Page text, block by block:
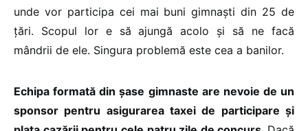
unde vor participa cei mai buni gimnaști din 25 de
țări. Scopul lor e să ajungă acolo și să ne facă
mândrii de ele. Singura problemă este cea a banilor.
Echipa formată din șase gimnaste are nevoie de un
sponsor pentru asigurarea taxei de participare și